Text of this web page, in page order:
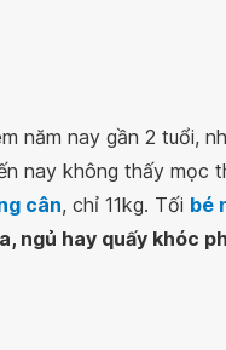
năm nay gần 2 tuổi,
nay không thấy mọc
cân, chỉ 11kg. Tối bé
ngủ hay quấy khóc